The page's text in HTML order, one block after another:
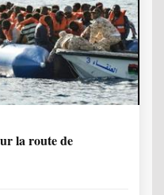
la route de